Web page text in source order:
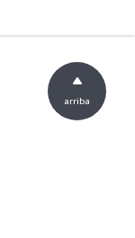
arriba